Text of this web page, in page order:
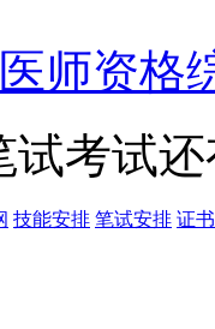
师资格
试考试
技能安排 笔试安排 证